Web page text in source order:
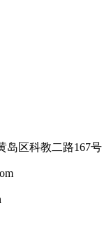
岛区科教二路167号